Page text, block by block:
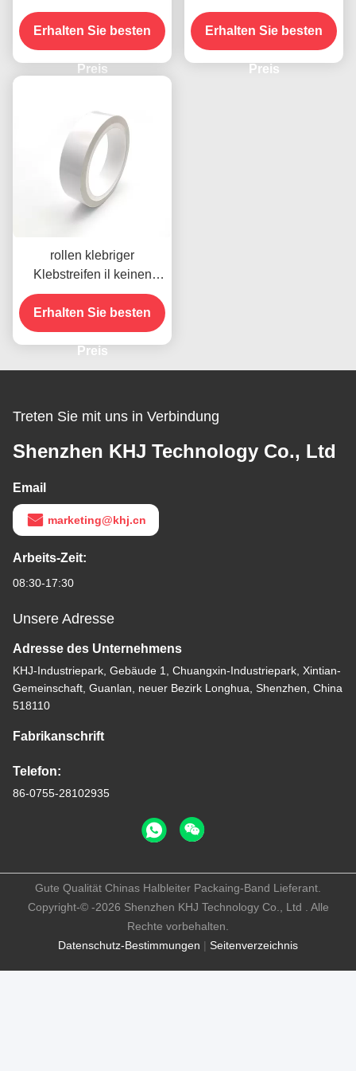
antistatisches Band zur
Reinigung von
Oberflächenstaub
Erhalten Sie besten
Preis
des Klebstreifen-0.09mm
frei
Erhalten Sie besten
Preis
rollen klebriger
Klebstreifen il keinen
Kleber-Rückstand für
Reinigungsstaub
Erhalten Sie besten
Preis
Treten Sie mit uns in Verbindung
Shenzhen KHJ Technology Co., Ltd
Email
marketing@khj.cn
Arbeits-Zeit:
08:30-17:30
Unsere Adresse
Adresse des Unternehmens
KHJ-Industriepark, Gebäude 1, Chuangxin-Industriepark, Xintian-
Gemeinschaft, Guanlan, neuer Bezirk Longhua, Shenzhen, China
518110
Fabrikanschrift
Telefon:
86-0755-28102935
Datenschutz-Bestimmungen | Seitenverzeichnis
Gute Qualität Chinas Halbleiter Packaing-Band Lieferant.
Copyright-© -2026 Shenzhen KHJ Technology Co., Ltd . Alle
Rechte vorbehalten.